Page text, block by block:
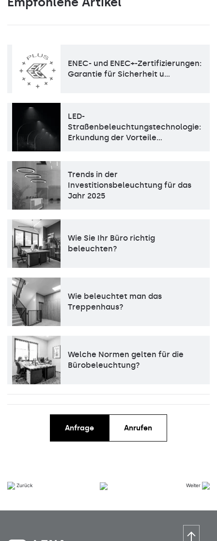
ENEC- und ENEC+-Zertifizierungen:
Garantie für Sicherheit u…
LED-
Straßenbeleuchtungstechnologie:
Erkundung der Vorteile…
Trends in der
Investitionsbeleuchtung für das
Jahr 2025
Wie Sie Ihr Büro richtig
beleuchten?
Wie beleuchtet man das
Treppenhaus?
Welche Normen gelten für die
Bürobeleuchtung?
Anfrage Anrufen
Zurück Weiter